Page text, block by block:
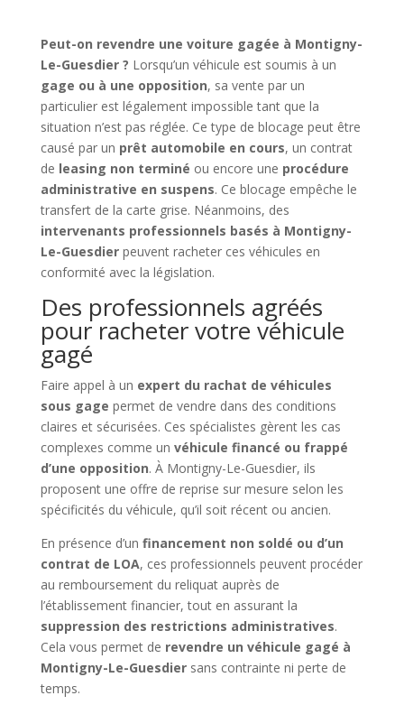
Peut-on revendre une voiture gagée à Montigny-
Le-Guesdier ? Lorsqu’un véhicule est soumis à un
gage ou à une opposition, sa vente par un
particulier est légalement impossible tant que la
situation n’est pas réglée. Ce type de blocage peut être
causé par un prêt automobile en cours, un contrat
de leasing non terminé ou encore une procédure
administrative en suspens. Ce blocage empêche le
transfert de la carte grise. Néanmoins, des
intervenants professionnels basés à Montigny-
Le-Guesdierpeuvent racheter ces véhicules en
conformité avec la législation.
Des professionnels agréés
pour racheter votre véhicule
gagé
Faire appel à un expert du rachat de véhicules
sous gage permet de vendre dans des conditions
claires et sécurisées. Ces spécialistes gèrent les cas
complexes comme un véhicule financé ou frappé
d’une opposition. À Montigny-Le-Guesdier, ils
proposent une offre de reprise sur mesure selon les
spécificités du véhicule, qu’il soit récent ou ancien.
En présence d’un financement non soldé ou d’un
contrat de LOA, ces professionnels peuvent procéder
au remboursement du reliquat auprès de
l’établissement financier, tout en assurant la
suppression des restrictions administratives.
Cela vous permet de revendre un véhicule gagé à
Montigny-Le-Guesdiersans contrainte ni perte de
temps.